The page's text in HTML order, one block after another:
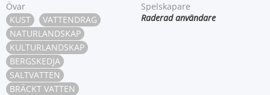
Övar
KUST
VATTENDRAG
NATURLANDSKAP
KULTURLANDSKAP
BERGSKEDJA
SALTVATTEN
BRÄCKT VATTEN
Spelskapare
Raderad användare